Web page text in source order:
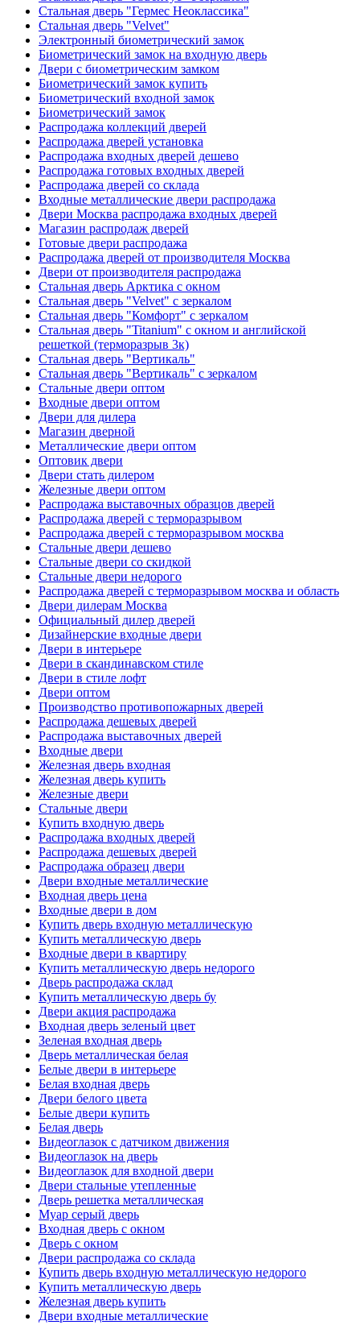
Стальная дверь "Гермес Неоклассика"
Стальная дверь "Velvet"
Электронный биометрический замок
Биометрический замок на входную дверь
Двери с биометрическим замком
Биометрический замок купить
Биометрический входной замок
Биометрический замок
Распродажа коллекций дверей
Распродажа дверей установка
Распродажа входных дверей дешево
Распродажа готовых входных дверей
Распродажа дверей со склада
Входные металлические двери распродажа
Двери Москва распродажа входных дверей
Магазин распродаж дверей
Готовые двери распродажа
Распродажа дверей от производителя Москва
Двери от производителя распродажа
Стальная дверь Арктика с окном
Стальная дверь "Velvet" с зеркалом
Стальная дверь "Комфорт" с зеркалом
Стальная дверь "Titanium" с окном и английской
решеткой (терморазрыв 3к)
Стальная дверь "Вертикаль"
Стальная дверь "Вертикаль" с зеркалом
Стальные двери оптом
Входные двери оптом
Двери для дилера
Магазин дверной
Металлические двери оптом
Оптовик двери
Двери стать дилером
Железные двери оптом
Распродажа выставочных образцов дверей
Распродажа дверей с терморазрывом
Распродажа дверей с терморазрывом москва
Стальные двери дешево
Стальные двери со скидкой
Стальные двери недорого
Распродажа дверей с терморазрывом москва и область
Двери дилерам Москва
Официальный дилер дверей
Дизайнерские входные двери
Двери в интерьере
Двери в скандинавском стиле
Двери в стиле лофт
Двери оптом
Производство противопожарных дверей
Распродажа дешевых дверей
Распродажа выставочных дверей
Входные двери
Железная дверь входная
Железная дверь купить
Железные двери
Стальные двери
Купить входную дверь
Распродажа входных дверей
Распродажа дешевых дверей
Распродажа образец двери
Двери входные металлические
Входная дверь цена
Входные двери в дом
Купить дверь входную металлическую
Купить металлическую дверь
Входные двери в квартиру
Купить металлическую дверь недорого
Дверь распродажа склад
Купить металлическую дверь бу
Двери акция распродажа
Входная дверь зеленый цвет
Зеленая входная дверь
Дверь металлическая белая
Белые двери в интерьере
Белая входная дверь
Двери белого цвета
Белые двери купить
Белая дверь
Видеоглазок с датчиком движения
Видеоглазок на дверь
Видеоглазок для входной двери
Двери стальные утепленные
Дверь решетка металлическая
Муар серый дверь
Входная дверь с окном
Дверь с окном
Двери распродажа со склада
Купить дверь входную металлическую недорого
Купить металлическую дверь
Железная дверь купить
Двери входные металлические